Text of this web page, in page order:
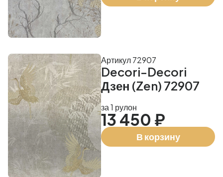
Decori-Decori
Дзен (Zen) 72907
Артикул 72907
за 1 рулон
13 450 ₽
В корзину